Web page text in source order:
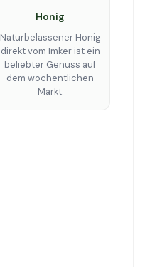
Honig
Naturbelassener Honig
direkt vom Imker ist ein
beliebter Genuss auf
dem wöchentlichen
Markt.